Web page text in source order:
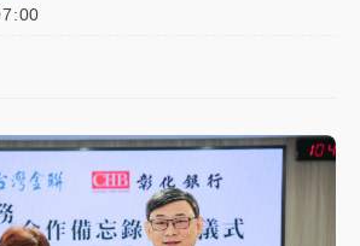
濟10億！黃金158kg遭查扣畫面曝光
增加董事人數！辜仲諒向法院聲請遭